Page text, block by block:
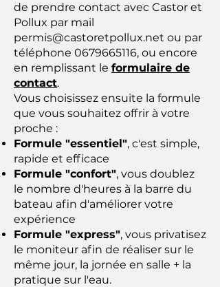
de prendre contact avec Castor et
Pollux par mail
permis@castoretpollux.net ou par
téléphone 0679665116, ou encore
en remplissant le formulaire de
contact.
Vous choisissez ensuite la formule
que vous souhaitez offrir à votre
proche :
Formule "essentiel", c'est simple,
rapide et efficace
Formule "confort", vous doublez
le nombre d'heures à la barre du
bateau afin d'améliorer votre
expérience
Formule "express", vous privatisez
le moniteur afin de réaliser sur le
même jour, la jornée en salle + la
pratique sur l'eau.